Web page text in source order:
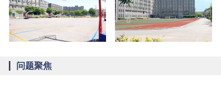
问题聚焦
赵忠杭 日护 辽宁本溪
焦海 吉林松原
朱宪廷
高茂林